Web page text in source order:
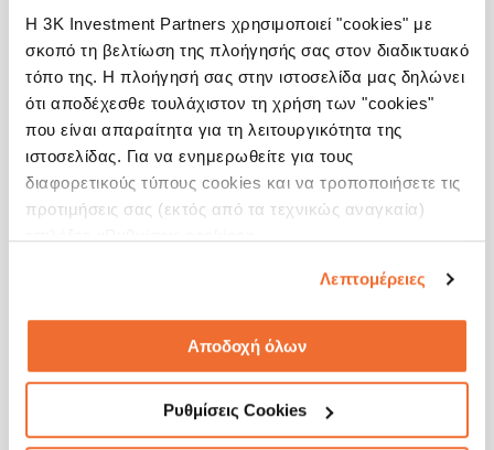
Η 3K Investment Partners χρησιμοποιεί "cookies" με
σκοπό τη βελτίωση της πλοήγησής σας στον διαδικτυακό
τόπο της. Η πλοήγησή σας στην ιστοσελίδα μας δηλώνει
ότι αποδέχεσθε τουλάχιστον τη χρήση των "cookies"
που είναι απαραίτητα για τη λειτουργικότητα της
ιστοσελίδας. Για να ενημερωθείτε για τους
διαφορετικούς τύπους cookies και να τροποποιήσετε τις
προτιμήσεις σας (εκτός από τα τεχνικώς αναγκαία)
Λεπτομέρειες
Αποδοχή όλων
Ρυθμίσεις Cookies